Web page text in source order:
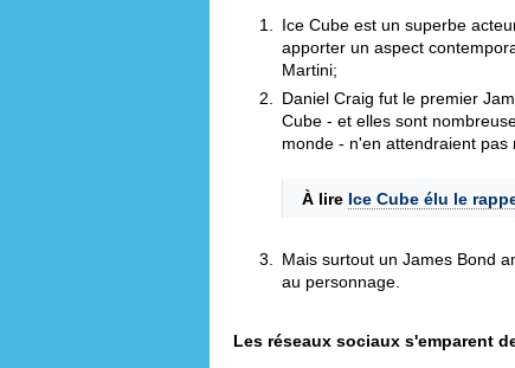
Ice Cube est un superbe
apporter un aspect
Martini;
Daniel Craig fut le premier
Cube - et elles sont
monde - n'en attendraient pas
À lire Ice Cube élu le
Mais surtout un James Bond
au personnage.
Les réseaux sociaux s'emparent